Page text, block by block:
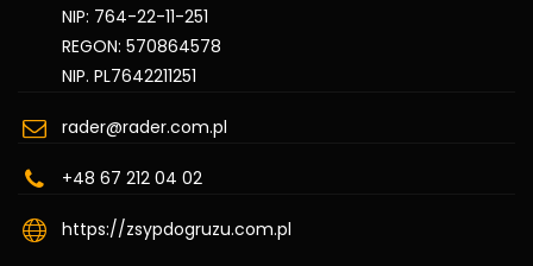
NIP: 764-22-11-251
REGON: 570864578
NIP. PL7642211251
rader@rader.com.pl
+48 67 212 04 02
https://zsypdogruzu.com.pl